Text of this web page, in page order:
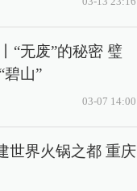
“无废”的秘密 璧
碧山”
03-07 14:00
世界火锅之都 重庆